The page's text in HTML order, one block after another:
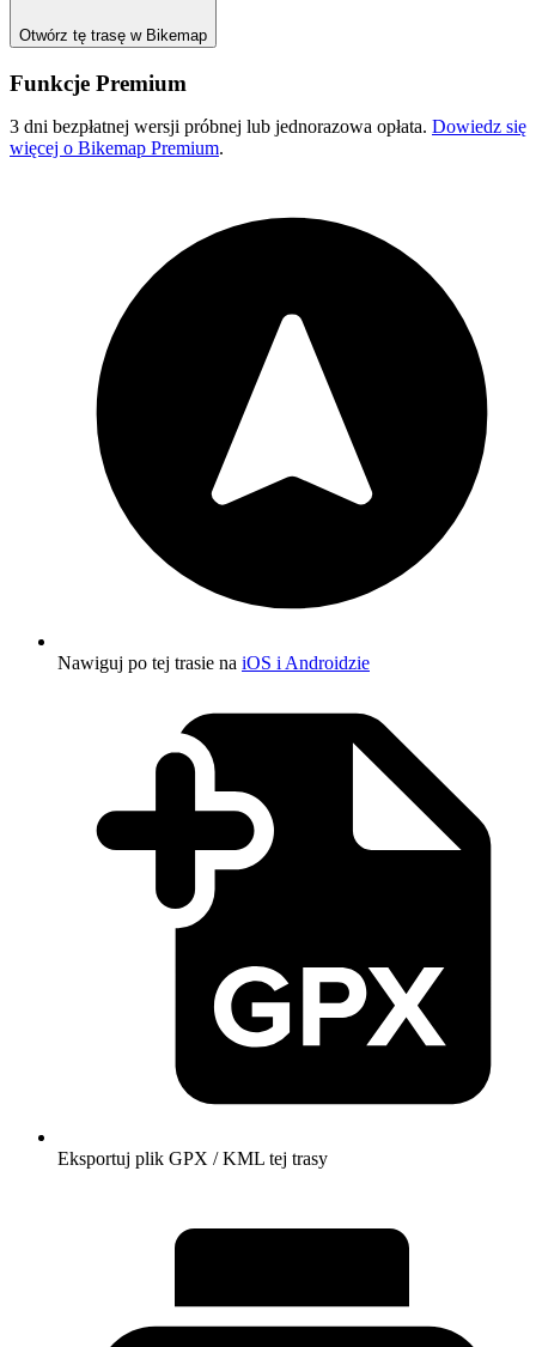
Otwórz tę trasę w Bikemap
Funkcje Premium
3 dni bezpłatnej wersji próbnej lub jednorazowa opłata. Dowiedz się
więcej o Bikemap Premium.
Nawiguj po tej trasie na iOS i Androidzie
Eksportuj plik GPX / KML tej trasy